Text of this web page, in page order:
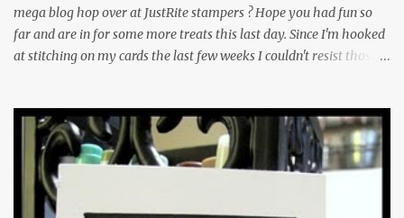
mega blog hop over at JustRite stampers ? Hope you had fun so
far and are in for some more treats this last day. Since I'm hooked
at stitching on my cards the last few weeks I couldn't resist those
type I had some real great time playing with them. They can be
used for different occasions as I will show you. En dan is nu al de
derde dag van de mega maart blog hop bij Justrite stampers
aangebroken onvoorstelbaar. Hoop dat jullie tot nu toe genoten
hebben en zin hebben in nog meer inspiratie op deze laatste dag.